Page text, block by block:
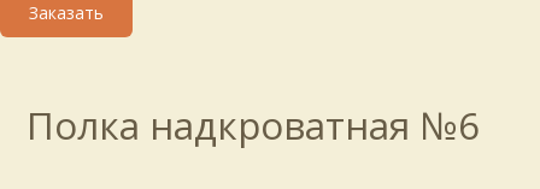
Полка надкроватная №6